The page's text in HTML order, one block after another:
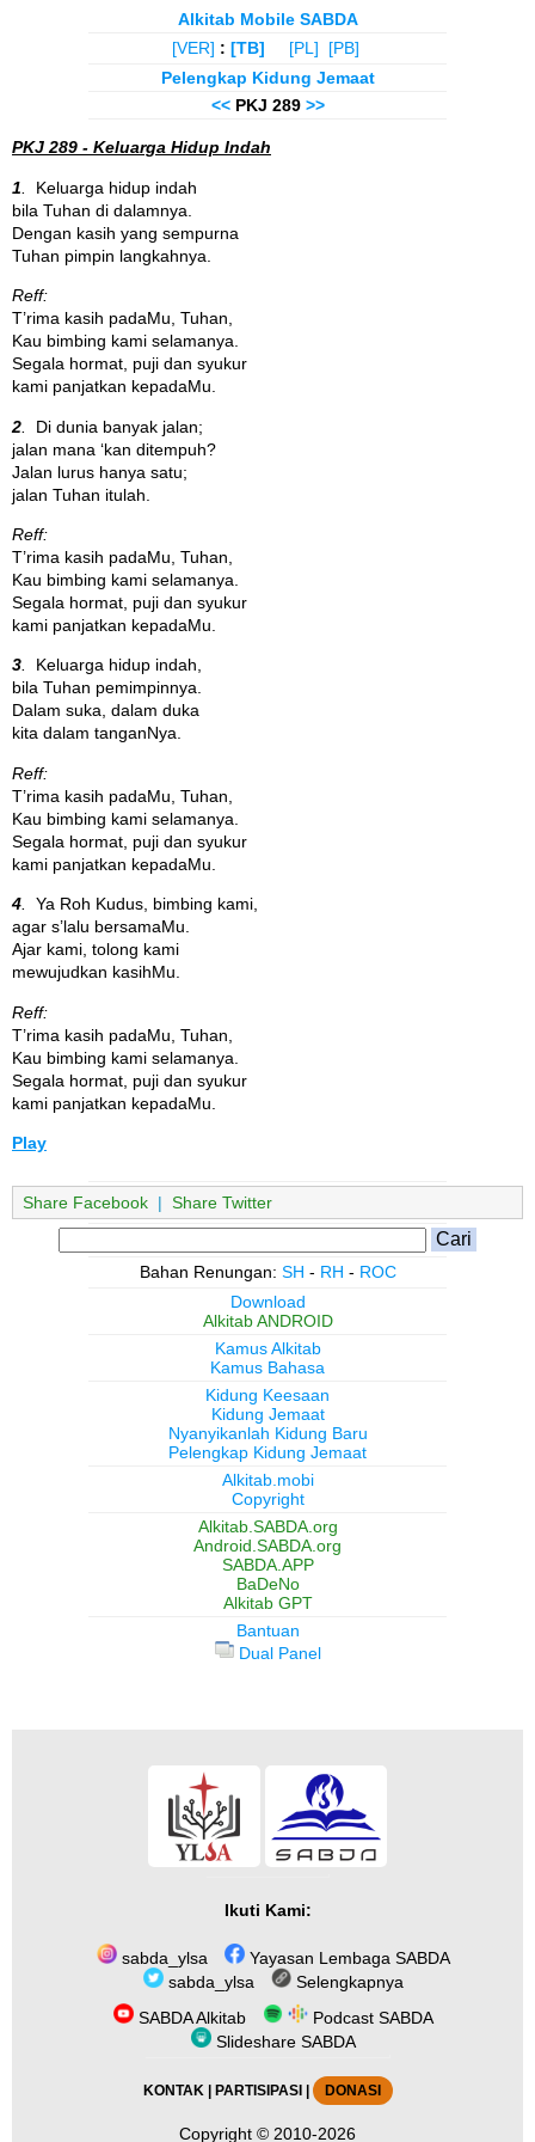
Alkitab Mobile SABDA
[VER] : [TB] [PL]
[PB]
Pelengkap Kidung Jemaat
<<PKJ 289 >>
PKJ 289 - Keluarga Hidup Indah
1
Keluarga hidup indah
bila Tuhan di dalamnya.
Dengan kasih yang sempurna
Tuhan pimpin langkahnya.
Reff:
T’rima kasih padaMu, Tuhan,
Kau bimbing kami selamanya.
Segala hormat, puji dan syukur
kami panjatkan kepadaMu.
2
Di dunia banyak jalan;
jalan mana ‘kan ditempuh?
Jalan lurus hanya satu;
jalan Tuhan itulah.
Reff:
T’rima kasih padaMu, Tuhan,
Kau bimbing kami selamanya.
Segala hormat, puji dan syukur
kami panjatkan kepadaMu.
3.
Keluarga hidup indah,
bila Tuhan pemimpinnya.
Dalam suka, dalam duka
kita dalam tanganNya.
Reff:
T’rima kasih padaMu, Tuhan,
Kau bimbing kami selamanya.
Segala hormat, puji dan syukur
kami panjatkan kepadaMu.
4
Ya Roh Kudus, bimbing kami,
agar s’lalu bersamaMu.
Ajar kami, tolong kami
mewujudkan kasihMu.
Reff:
T’rima kasih padaMu, Tuhan,
Kau bimbing kami selamanya.
Segala hormat, puji dan syukur
kami panjatkan kepadaMu.
Play
Share Facebook | Share Twitter
Bahan Renungan: SH - RH - ROC
Download
Alkitab ANDROID
Kamus Alkitab
Kamus Bahasa
Kidung Keesaan
Kidung Jemaat
Nyanyikanlah Kidung Baru
Pelengkap Kidung Jemaat
Alkitab.mobi
Copyright
Alkitab.SABDA.org
Android.SABDA.org
SABDA.APP
BaDeNo
Alkitab GPT
Bantuan
Dual Panel
Ikuti Kami:
sabda_ylsa
Yayasan Lembaga SABDA
sabda_ylsa
Selengkapnya
SABDA Alkitab
Podcast SABDA
Slideshare SABDA
KONTAK| PARTISIPASI DONASI
Copyright © 2010-2026